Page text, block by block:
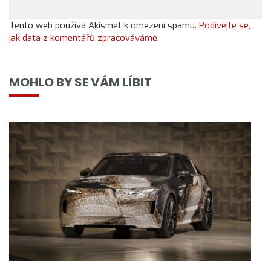
Tento web používá Akismet k omezení spamu. Podívejte se,
jak data z komentářů zpracováváme.
MOHLO BY SE VÁM LÍBIT